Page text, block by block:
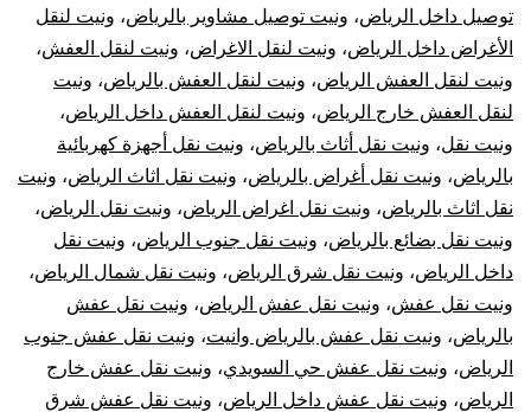
توصيل داخل الرياض، ونيت توصيل مشاوير بالرياض، ونيت لنقل
الأغراض داخل الرياض، ونيت لنقل الاغراض، ونيت لنقل العفش،
ونيت لنقل العفش الرياض، ونيت لنقل العفش بالرياض، ونيت
لنقل العفش خارج الرياض، ونيت لنقل العفش داخل الرياض،
ونيت نقل، ونيت نقل أثاث بالرياض، ونيت نقل أجهزة كهربائية
بالرياض، ونيت نقل أغراض بالرياض، ونيت نقل اثاث الرياض، ونيت
نقل اثاث بالرياض، ونيت نقل اغراض الرياض، ونيت نقل الرياض،
ونيت نقل بضائع بالرياض، ونيت نقل جنوب الرياض، ونيت نقل
داخل الرياض، ونيت نقل شرق الرياض، ونيت نقل شمال الرياض،
ونيت نقل عفش، ونيت نقل عفش الرياض، ونيت نقل عفش
بالرياض، ونيت نقل عفش بالرياض وانيت، ونيت نقل عفش جنوب
الرياض، ونيت نقل عفش حي السويدي، ونيت نقل عفش خارج
الرياض، ونيت نقل عفش داخل الرياض، ونيت نقل عفش شرق